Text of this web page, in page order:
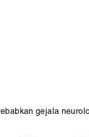
gejala